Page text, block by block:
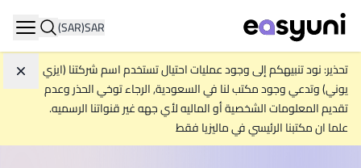
SAR
(SAR)
تحذير: نود تنبيهكم إلى وجود عمليات احتيال تستخدم اسم شركتنا (ايزي
يوني) وتدعي وجود مكتب لنا في السعودية, الرجاء توخي الحذر وعدم
تقديم المعلومات الشخصية أو الماليه لأي جهه غير قنواتنا الرسميه.
علما ان مكتبنا الرئيسي في ماليزيا فقط